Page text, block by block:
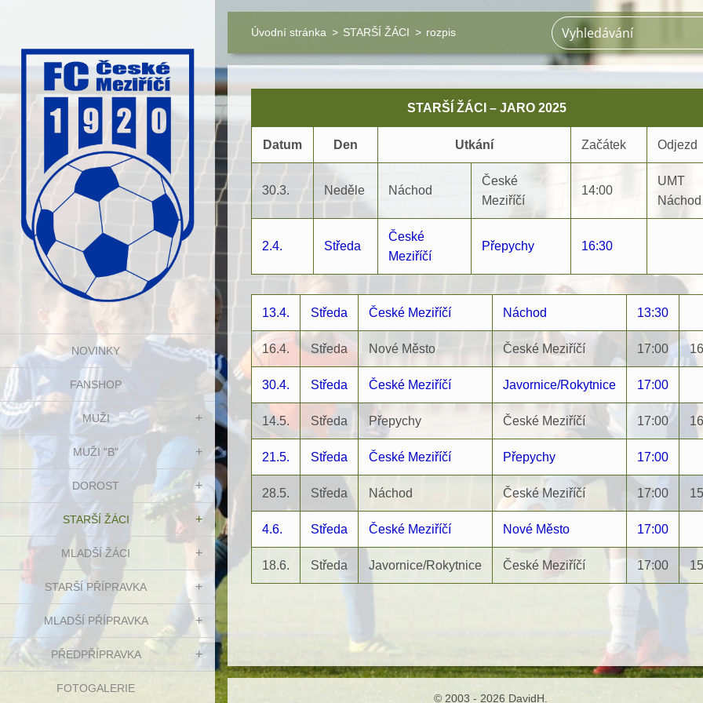
NOVINKY
FANSHOP
MUŽI
MUŽI "B"
DOROST
STARŠÍ ŽÁCI
MLADŠÍ ŽÁCI
STARŠÍ PŘÍPRAVKA
MLADŠÍ PŘÍPRAVKA
PŘEDPŘÍPRAVKA
FOTOGALERIE
Úvodní stránka > STARŠÍ ŽÁCI > rozpis
STARŠÍ ŽÁCI – JARO 2025
Datum Den Utkání Začátek Odjezd
30.3. Neděle Náchod
České
Meziříčí
14:00
UMT
Náchod
2.4. Středa
České
Meziříčí
Přepychy 16:30
13.4. Středa České Meziříčí Náchod 13:30
16.4. Středa Nové Město České Meziříčí 17:00
30.4. Středa České Meziříčí Javornice/Rokytnice 17:00
14.5. Středa Přepychy České Meziříčí 17:00
21.5. Středa České Meziříčí Přepychy 17:00
28.5. Středa Náchod České Meziříčí 17:00
4.6. Středa České Meziříčí Nové Město 17:00
18.6. Středa Javornice/Rokytnice České Meziříčí 17:00
© 2003 - 2026 DavidH.